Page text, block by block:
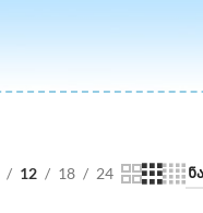
12 18 24